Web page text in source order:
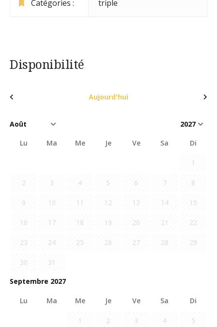
Catégories : triple
Disponibilité
Aujourd'hui
Lu Ma Me Je Ve Sa Di
1
2 3 4 5 6 7 8
9 10 11 12 13 14 15
16 17 18 19 20 21 22
23 24 25 26 27 28 29
30 31
Septembre 2027
Lu Ma Me Je Ve Sa Di
1 2 3 4 5